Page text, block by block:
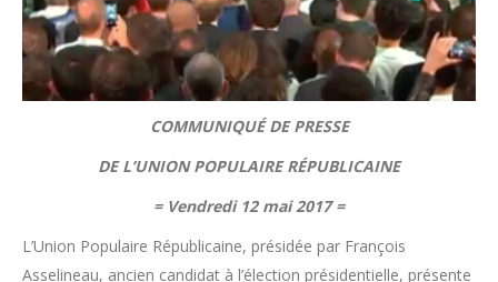
COMMUNIQUÉ DE PRESSE
DE L’UNION POPULAIRE RÉPUBLICAINE
= Vendredi 12 mai 2017 =
L’Union Populaire Républicaine, présidée par François
Asselineau, ancien candidat à l’élection présidentielle, présente